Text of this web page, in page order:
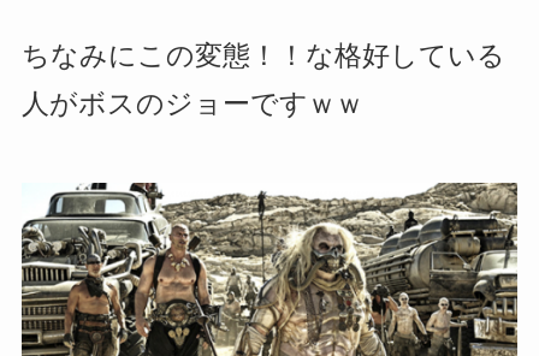
ちなみにこの変態！！な格好している
人がボスのジョーですｗｗ